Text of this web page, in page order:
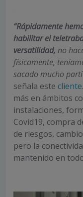
“Rápidamente
habilitar el
versatilidad, no
físicamente,
sacado mucho
señala este cliente
más en ámbitos
instalaciones,
Covid19, compra
de riesgos,
pero la
mantenido en